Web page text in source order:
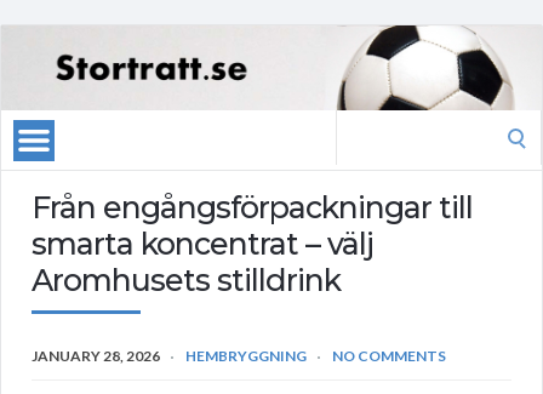
Från engångsförpackningar till
smarta koncentrat – välj
Aromhusets stilldrink
JANUARY 28, 2026 HEMBRYGGNING NO COMMENTS